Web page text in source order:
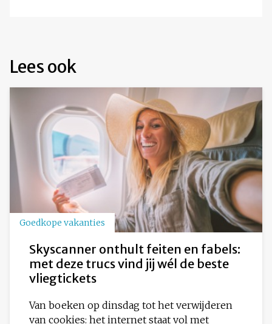
Lees ook
Goedkope vakanties
Skyscanner onthult feiten en fabels:
met deze trucs vind jij wél de beste
vliegtickets
Van boeken op dinsdag tot het verwijderen
van cookies: het internet staat vol met